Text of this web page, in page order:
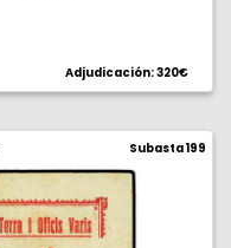
Adjudicación: 320€
Subasta 199